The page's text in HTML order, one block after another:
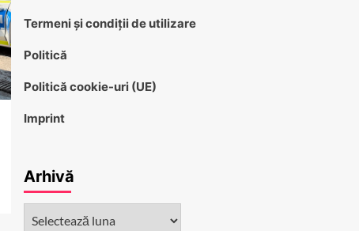
Termeni și condiții de utilizare
Politică
Politică cookie-uri (UE)
Imprint
Arhivă